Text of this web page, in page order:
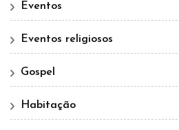
Eventos
Eventos religiosos
Gospel
Habitação